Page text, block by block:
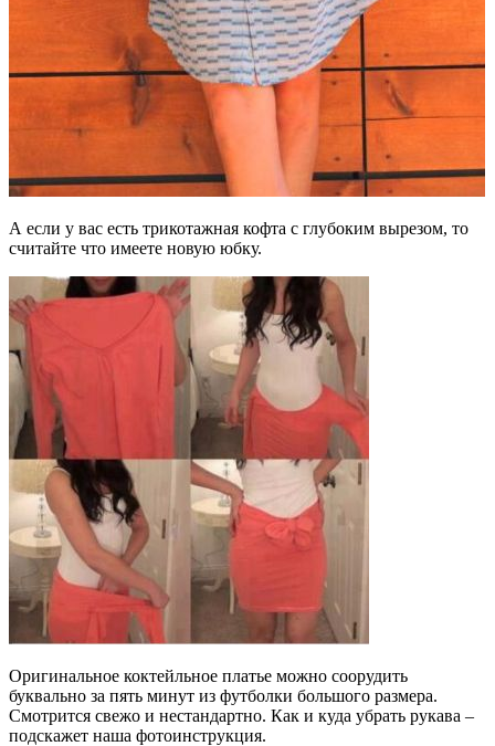
А если у вас есть трикотажная кофта с глубоким вырезом, то
считайте что имеете новую юбку.
Оригинальное коктейльное платье можно соорудить
буквально за пять минут из футболки большого размера.
Смотрится свежо и нестандартно. Как и куда убрать рукава –
подскажет наша фотоинструкция.